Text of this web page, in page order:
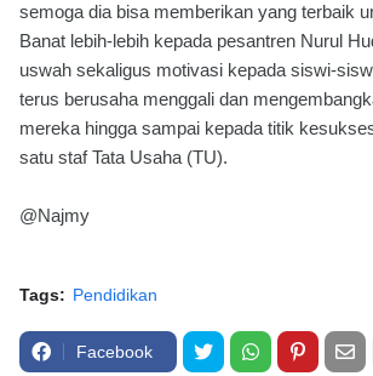
semoga dia bisa memberikan yang terbaik
Banat lebih-lebih kepada pesantren Nurul
uswah sekaligus motivasi kepada siswi-
terus berusaha menggali dan
mereka hingga sampai kepada titik
satu staf Tata Usaha (TU).
@Najmy
Tags: Pendidikan
Facebook